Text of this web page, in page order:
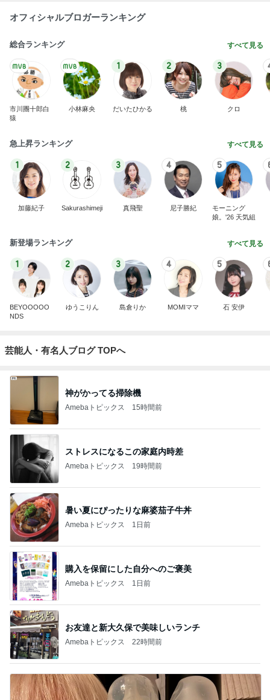
オフィシャルブロガーランキング
総合ランキング すべて見る
市川團十郎白
猿
小林麻央
1
だいたひかる
2
桃
3
クロ
急上昇ランキング すべて見る
1
加藤紀子
2
Sakurashimeji
3
真飛聖
4
尼子勝紀
5
モーニング
娘。'26 天気組
新登場ランキング すべて見る
1
BEYOOOOO
NDS
2
ゆうこりん
3
島倉りか
4
MOMIママ
5
石 安伊
芸能人・有名人ブログ TOPへ
神がかってる掃除機
Amebaトピックス 15時間前
ストレスになるこの家庭内時差
Amebaトピックス 19時間前
暑い夏にぴったりな麻婆茄子牛丼
Amebaトピックス 1日前
購入を保留にした自分へのご褒美
Amebaトピックス 1日前
お友達と新大久保で美味しいランチ
Amebaトピックス 22時間前